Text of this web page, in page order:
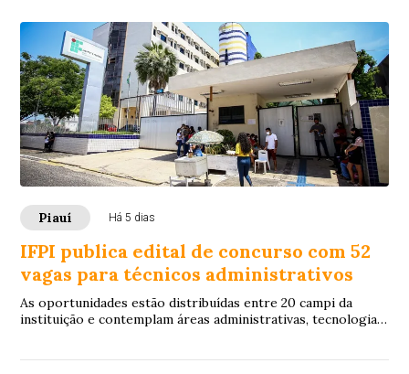
Piauí Há 5 dias
IFPI publica edital de concurso com 52
vagas para técnicos administrativos
As oportunidades estão distribuídas entre 20 campi da
instituição e contemplam áreas administrativas, tecnologia